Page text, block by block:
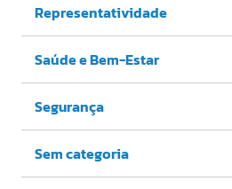
Representatividade
Saúde e Bem-Estar
Segurança
Sem categoria